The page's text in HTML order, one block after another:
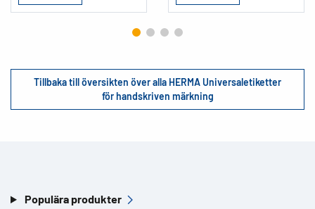
Tillbaka till översikten över alla HERMA Universaletiketter
för handskriven märkning
Populära produkter